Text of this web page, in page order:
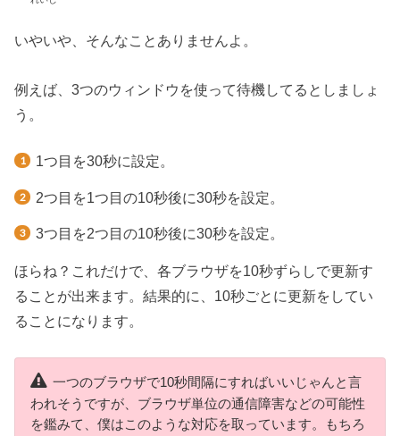
いやいや、そんなことありませんよ。
例えば、3つのウィンドウを使って待機してるとしましょ
う。
1つ目を30秒に設定。
2つ目を1つ目の10秒後に30秒を設定。
3つ目を2つ目の10秒後に30秒を設定。
ほらね？これだけで、各ブラウザを10秒ずらしで更新す
ることが出来ます。結果的に、10秒ごとに更新をしてい
ることになります。
一つのブラウザで10秒間隔にすればいいじゃんと言
われそうですが、ブラウザ単位の通信障害などの可能性
を鑑みて、僕はこのような対応を取っています。もちろ